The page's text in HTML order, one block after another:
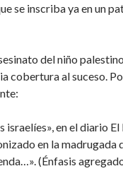
se inscriba ya en un
del niño
cobertura al suceso.
en el diario
en la madrugada
(Énfasis